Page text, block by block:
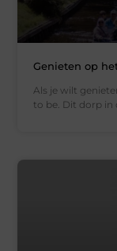
Genieten op
Als je wilt
to be. Dit dorp in